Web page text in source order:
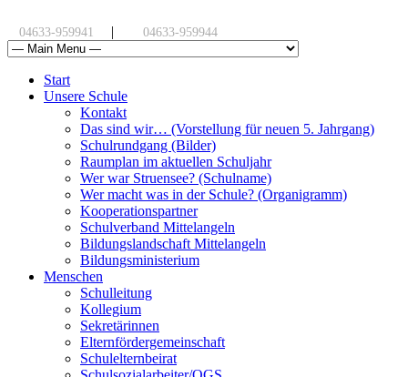
04633-959941 | 04633-959944
Start
Unsere Schule
Kontakt
Das sind wir… (Vorstellung für neuen 5. Jahrgang)
Schulrundgang (Bilder)
Raumplan im aktuellen Schuljahr
Wer war Struensee? (Schulname)
Wer macht was in der Schule? (Organigramm)
Kooperationspartner
Schulverband Mittelangeln
Bildungslandschaft Mittelangeln
Bildungsministerium
Menschen
Schulleitung
Kollegium
Sekretärinnen
Elternfördergemeinschaft
Schulelternbeirat